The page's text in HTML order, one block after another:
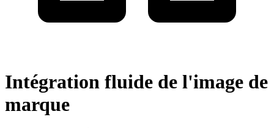
Intégration fluide de l'image de
marque